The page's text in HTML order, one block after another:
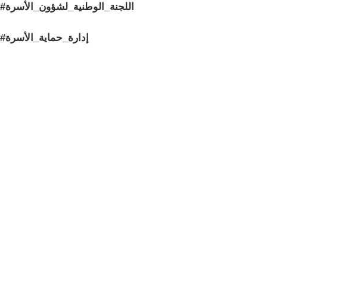
#اللجنة_الوطنية_لشؤون_الأسرة
#إدارة_حماية_الأسرة